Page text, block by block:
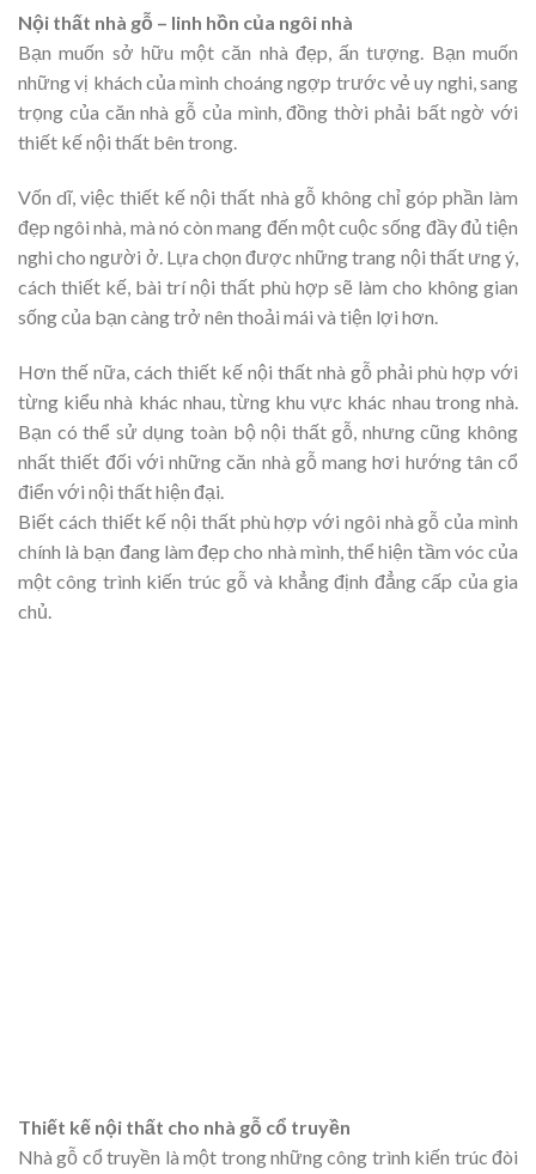
Nội thất nhà gỗ – linh hồn của ngôi nhà
Bạn muốn sở hữu một căn nhà đẹp, ấn tượng. Bạn muốn
những vị khách của mình choáng ngợp trước vẻ uy nghi, sang
trọng của căn nhà gỗ của mình, đồng thời phải bất ngờ với
thiết kế nội thất bên trong.
Vốn dĩ, việc thiết kế nội thất nhà gỗ không chỉ góp phần làm
đẹp ngôi nhà, mà nó còn mang đến một cuộc sống đầy đủ tiện
nghi cho người ở. Lựa chọn được những trang nội thất ưng ý,
cách thiết kế, bài trí nội thất phù hợp sẽ làm cho không gian
sống của bạn càng trở nên thoải mái và tiện lợi hơn.
Hơn thế nữa, cách thiết kế nội thất nhà gỗ phải phù hợp với
từng kiểu nhà khác nhau, từng khu vực khác nhau trong nhà.
Bạn có thể sử dụng toàn bộ nội thất gỗ, nhưng cũng không
nhất thiết đối với những căn nhà gỗ mang hơi hướng tân cổ
điển với nội thất hiện đại.
Biết cách thiết kế nội thất phù hợp với ngôi nhà gỗ của mình
chính là bạn đang làm đẹp cho nhà mình, thể hiện tầm vóc của
một công trình kiến trúc gỗ và khẳng định đẳng cấp của gia
chủ.
Thiết kế nội thất cho nhà gỗ cổ truyền
Nhà gỗ cổ truyền là một trong những công trình kiến trúc đòi